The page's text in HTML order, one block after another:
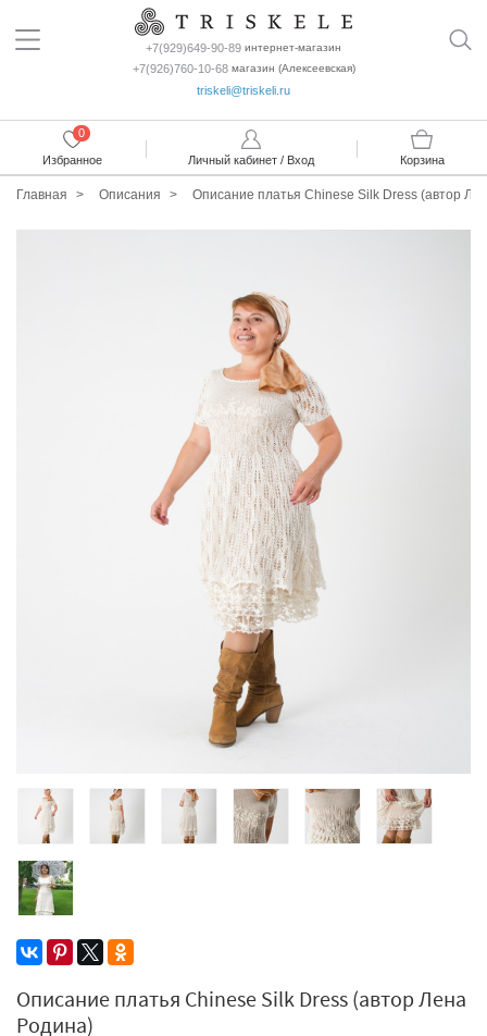
+7(929)649-90-89 интернет-магазин
+7(926)760-10-68магазин (Алексеевская)
triskeli@triskeli.ru
Избранное
0
Личный кабинет / Вход Корзина
Главная Описания Описание платья Chinese Silk Dress (автор
Описание платья Chinese Silk Dress (автор Лена
Родина)